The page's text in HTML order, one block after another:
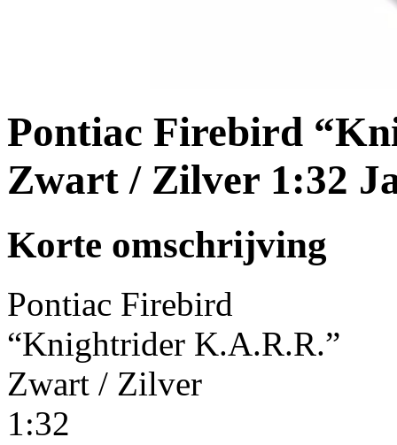
Pontiac Firebird
Zwart / Zilver 1:32
Korte omschrijving
Pontiac Firebird
“Knightrider K.A.R.R.”
Zwart / Zilver
1:32